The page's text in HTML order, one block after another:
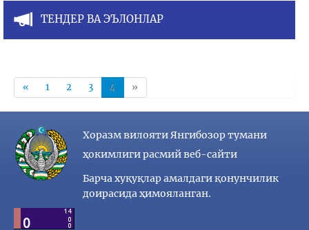
ТЕНДЕР ВА ЭЪЛОНЛАР
« 1 2 3 4 »
Хоразм вилояти Янгибозор тумани
ҳокимлиги расмий веб-сайти
Барча хуқуқлар амалдаги қонунчилик
доирасида ҳимояланган.